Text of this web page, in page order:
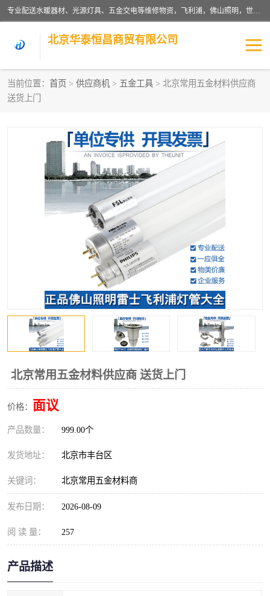
专业配送水暖器材、光源灯具、五金交电等维修物资，飞利浦，佛山照明，世达，博世，九牧，特陶等各产品涉及国内外知名品牌。公司专注与物业、学校、酒店、工厂等单位合作，提供一站式配送服务，降低客户综合成本。依托电子商务改变传统模式，以专业的团队为客户提供24H物资配送到达，货到月结、统一开票，便捷退换等服务，提高了企业的运营效率。
北京华泰恒昌商贸有限公司
当前位置： 首页 > 供应商机 > 五金工具 > 北京常用五金材料供应商
送货上门
北京常用五金材料供应商 送货上门
价格： 面议
产品数量： 999.00个
发货地址： 北京市丰台区
关键词： 北京常用五金材料商
发布日期： 2026-08-09
阅 读 量： 257
产品描述
水暖阀门
涂料辅材